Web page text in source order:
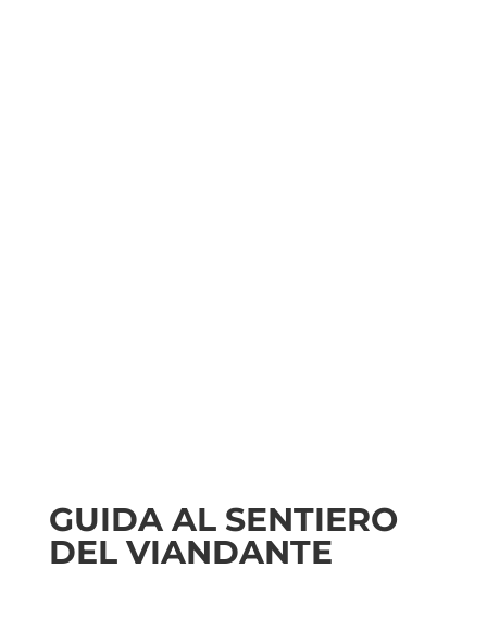
GUIDA AL SENTIERO
DEL VIANDANTE